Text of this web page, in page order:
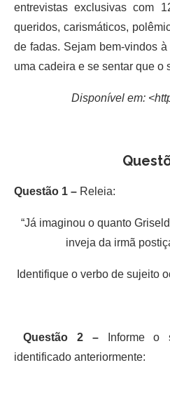
entrevistas exclusivas com
queridos, carismáticos,
de fadas. Sejam bem-vindos
uma cadeira e se sentar que o
Disponível em:
Questão 1 – Releia:
“Já imaginou o quanto
inveja da irmã
Identifique o verbo de sujeito
Questão 2 –
Informe o
identificado anteriormente: